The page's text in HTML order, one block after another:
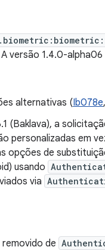
A versão 1.4.0-
alternativas (Ib078e,
(Baklava), a
personalizadas em
opções de
usando
via
de